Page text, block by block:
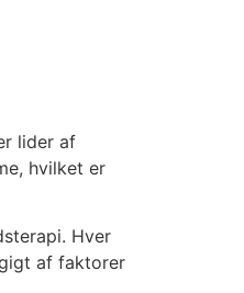
lider af
hvilket er
Hver
af faktorer